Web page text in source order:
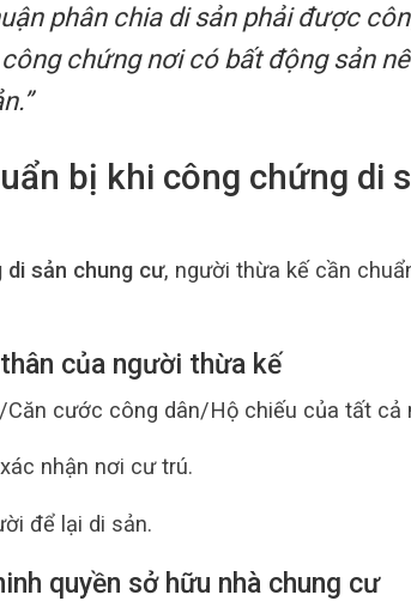
phân chia di sản phải được
chứng nơi có bất động sản
bị khi công chứng di
di sản chung cư, người thừa kế cần
của người thừa kế
Căn cước công dân/Hộ chiếu của tất cả
nhận nơi cư trú.
để lại di sản.
quyền sở hữu nhà chung cư